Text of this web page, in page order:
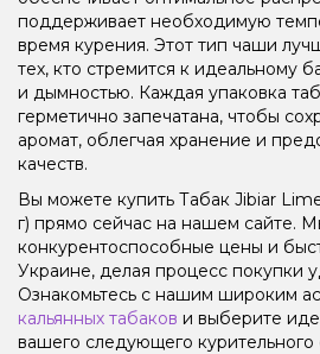
поддерживает необходимую
время курения. Этот тип чаши
тех, кто стремится к идеальному
и дымностью. Каждая упаковка
герметично запечатана, чтобы
аромат, облегчая хранение и
качеств.
Вы можете купить Табак Jibiar
г) прямо сейчас на нашем сайте.
конкурентоспособные цены и
Украине, делая процесс покупки
Ознакомьтесь с нашим широким
кальянных табаков и выберите
вашего следующего курительного